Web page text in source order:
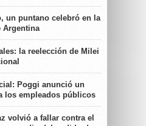
un puntano celebró en la
Argentina
la reelección de Milei
Poggi anunció un
los empleados públicos
volvió a fallar contra el